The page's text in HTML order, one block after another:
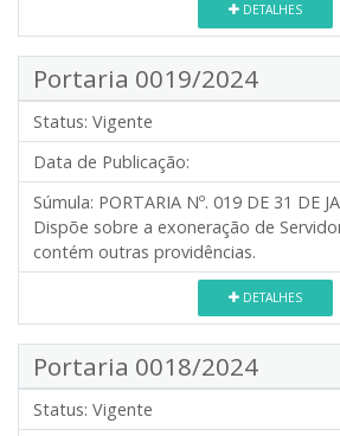
DETALHES
Portaria 0019/2024
Status: Vigente
Data de Publicação:
Súmula: PORTARIA Nº. 019 DE 31 DE
Dispõe sobre a exoneração de
contém outras providências.
DETALHES
Portaria 0018/2024
Status: Vigente